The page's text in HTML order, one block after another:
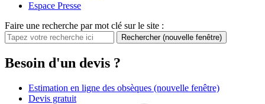
Espace Presse
Faire une recherche par mot clé sur le site :
Rechercher (nouvelle fenêtre)
Besoin d'un devis ?
Estimation en ligne des obsèques (nouvelle fenêtre)
Devis gratuit